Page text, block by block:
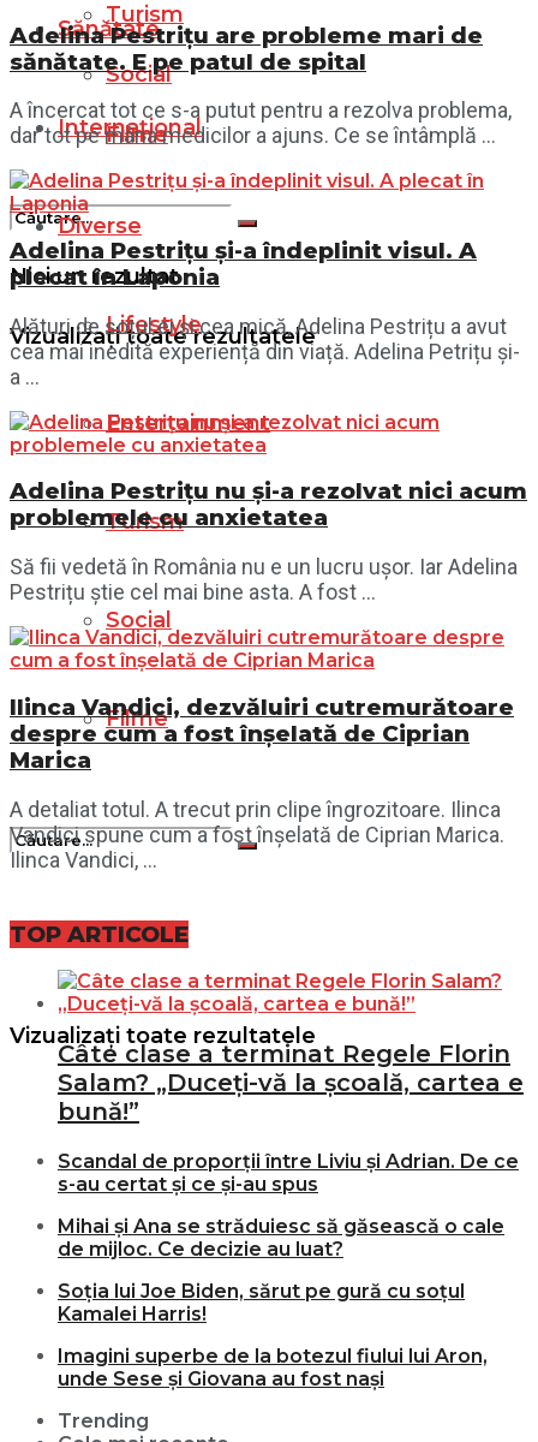
Turism
Social
Filme
Nici un rezultat
Vizualizați toate rezultatele
Sănătate
Internațional
Diverse
Lifestyle
Entertainment
Turism
Social
Filme
Nici un rezultat
Vizualizați toate rezultatele
Adelina Pestrițu are probleme mari de
sănătate. E pe patul de spital
A încercat tot ce s-a putut pentru a rezolva problema,
dar tot pe mâna medicilor a ajuns. Ce se întâmplă ...
Adelina Pestrițu și-a îndeplinit visul. A
plecat în Laponia
Alături de soțul ei și cea mică, Adelina Pestrițu a avut
cea mai inedită experiență din viață. Adelina Petrițu și-
a ...
Adelina Pestrițu nu și-a rezolvat nici acum
problemele cu anxietatea
Să fii vedetă în România nu e un lucru ușor. Iar Adelina
Pestrițu știe cel mai bine asta. A fost ...
Ilinca Vandici, dezvăluiri cutremurătoare
despre cum a fost înșelată de Ciprian
Marica
A detaliat totul. A trecut prin clipe îngrozitoare. Ilinca
Vandici spune cum a fost înșelată de Ciprian Marica.
Ilinca Vandici, ...
TOP ARTICOLE
Câte clase a terminat Regele Florin
Salam? „Duceți-vă la școală, cartea e
bună!”
Scandal de proporții între Liviu și Adrian. De ce
s-au certat și ce și-au spus
Mihai și Ana se străduiesc să găsească o cale
de mijloc. Ce decizie au luat?
Soția lui Joe Biden, sărut pe gură cu soțul
Kamalei Harris!
Imagini superbe de la botezul fiului lui Aron,
unde Sese și Giovana au fost nași
Trending